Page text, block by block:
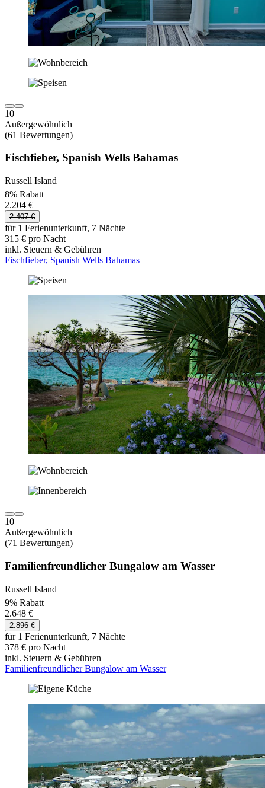
10
Außergewöhnlich
(61 Bewertungen)
Fischfieber, Spanish Wells Bahamas
Russell Island
8% Rabatt
2.204 €
2.407 €
für 1 Ferienunterkunft, 7 Nächte
315 € pro Nacht
inkl. Steuern & Gebühren
Fischfieber, Spanish Wells Bahamas
10
Außergewöhnlich
(71 Bewertungen)
Familienfreundlicher Bungalow am Wasser
Russell Island
9% Rabatt
2.648 €
2.896 €
für 1 Ferienunterkunft, 7 Nächte
378 € pro Nacht
inkl. Steuern & Gebühren
Familienfreundlicher Bungalow am Wasser